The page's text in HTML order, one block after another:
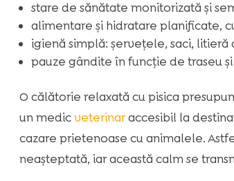
stare de sănătate monitorizată și
alimentare și hidratare planificate,
igienă simplă: șervețele, saci, litieră
pauze gândite în funcție de traseu
O călătorie relaxată cu pisica
un medicveterinaraccesibil la
cazare prietenoase cu animalele.
neașteptată, iar această calm se